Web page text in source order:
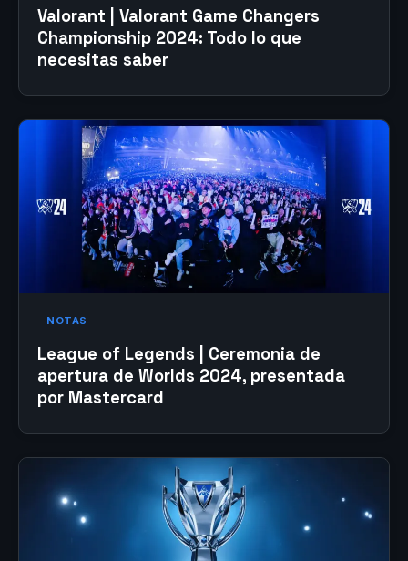
Valorant | Valorant Game Changers
Championship 2024: Todo lo que
necesitas saber
NOTAS
League of Legends | Ceremonia de
apertura de Worlds 2024, presentada
por Mastercard